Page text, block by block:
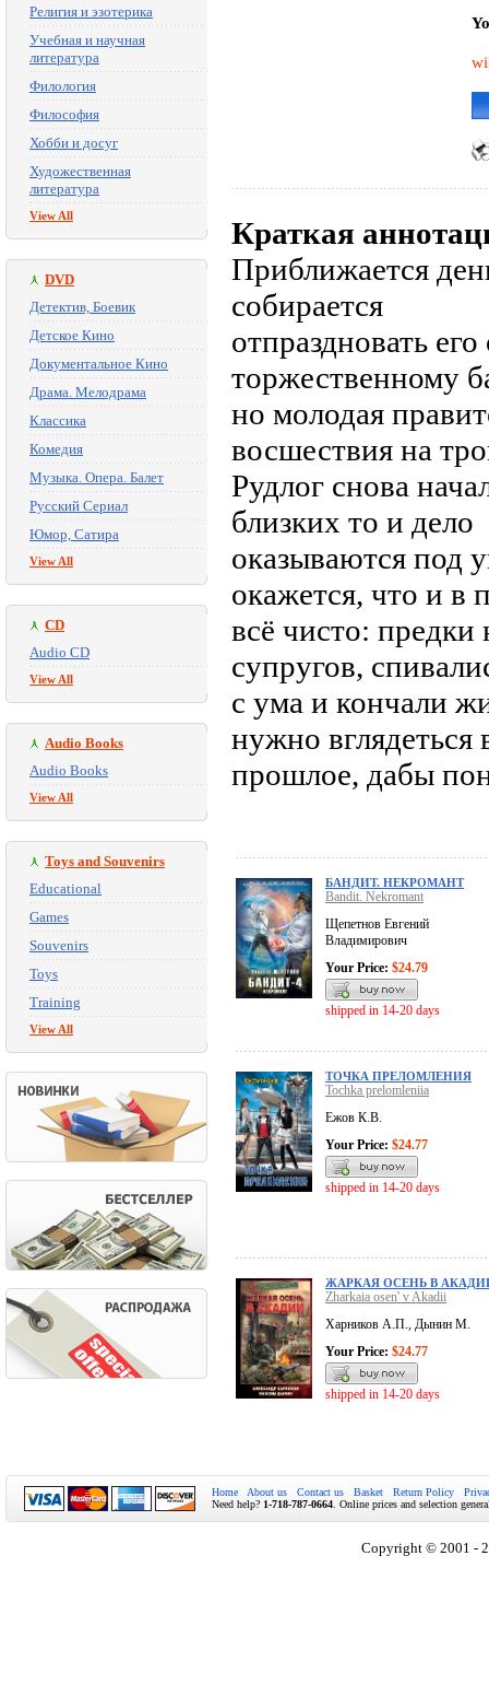
Религия и эзотерика
Учебная и научная
литература
Филология
Философия
Хобби и досуг
Художественная
литература
View All
DVD
Детектив, Боевик
Детское Кино
Документальное Кино
Драма. Мелодрама
Классика
Комедия
Музыка. Опера. Балет
Русский Сериал
Юмор, Сатира
View All
CD
Audio CD
View All
Audio Books
Audio Books
View All
Toys and Souvenirs
Educational
Games
Souvenirs
Toys
Training
View All
Краткая
Приближается
собирается
отпраздновать
торжественному
но молодая
восшествия на
Рудлог снова
близких то и дело
оказываются под
окажется, что и в
всё чисто: предки
супругов,
с ума и кончали
нужно вглядеться
прошлое, дабы
БАНДИТ. НЕКРОМАНТ
Bandit. Nekromant
Щепетнов Евгений
Владимирович
Your Price: $24.79
shipped in 14-20 days
ТОЧКА ПРЕЛОМЛЕНИЯ
Tochka prelomleniia
Ежов К.В.
Your Price: $24.77
shipped in 14-20 days
ЖАРКАЯ ОСЕНЬ В
Zharkaia osen' v Akadii
Харников А.П., Дынин М.
Your Price: $24.77
shipped in 14-20 days
Home About us Contact us Basket Return Policy
Need help? 1-718-787-0664 . Online prices and selection
Copyright © 2001 -